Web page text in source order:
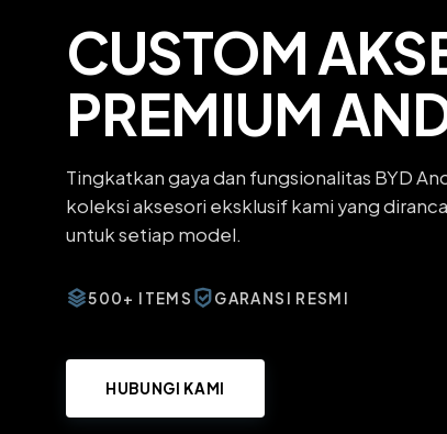
CUSTOM
PREMIUM
Tingkatkan gaya dan fungsionalitas BYD
koleksi aksesori eksklusif kami yang
untuk setiap model.
500+ ITEMS GARANSI RESMI
HUBUNGI KAMI